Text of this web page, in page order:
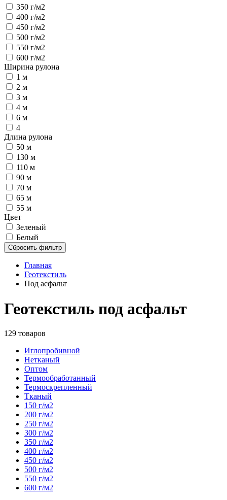
350 г/м2
400 г/м2
450 г/м2
500 г/м2
550 г/м2
600 г/м2
Ширина рулона
1 м
2 м
3 м
4 м
6 м
4
Длина рулона
50 м
130 м
110 м
90 м
70 м
65 м
55 м
Цвет
Зеленый
Белый
Сбросить фильтр
Главная
Геотекстиль
Под асфальт
Геотекстиль под асфальт
129 товаров
Иглопробивной
Нетканый
Оптом
Термообработанный
Термоскрепленный
Тканый
150 г/м2
200 г/м2
250 г/м2
300 г/м2
350 г/м2
400 г/м2
450 г/м2
500 г/м2
550 г/м2
600 г/м2